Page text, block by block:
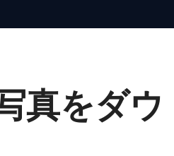
真をダウ